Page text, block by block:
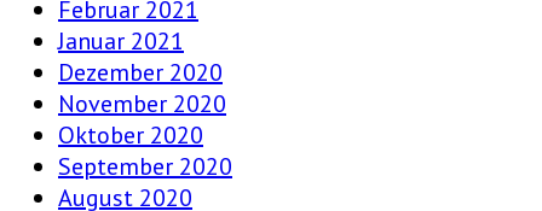
Februar 2021
Januar 2021
Dezember 2020
November 2020
Oktober 2020
September 2020
August 2020